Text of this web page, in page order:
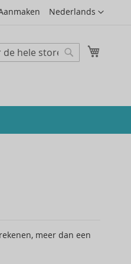
Taal
Nederlands
meer dan een